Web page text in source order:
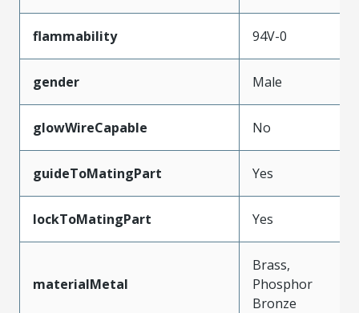
flammability 94V-0
gender Male
glowWireCapable No
guideToMatingPart Yes
lockToMatingPart Yes
materialMetal
Brass,
Phosphor
Bronze